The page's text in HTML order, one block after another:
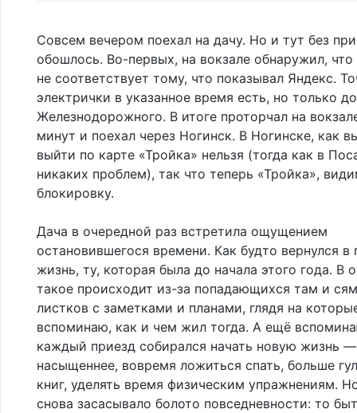
Совсем вечером поехал на дачу. Но и тут без
обошлось. Во-первых, на вокзале обнаружил, что
не соответствует тому, что показывал Яндекс.
электрички в указанное время есть, но только до
Железнодорожного. В итоге проторчал на
минут и поехал через Ногинск. В Ногинске, как
выйти по карте «Тройка» нельзя (тогда как в
никаких проблем), так что теперь «Тройка»,
блокировку.
Дача в очередной раз встретила ощущением
остановившегося времени. Как будто вернулся
жизнь, ту, которая была до начала этого года. В
такое происходит из-за попадающихся там и сям
листков с заметками и планами, глядя на
вспоминаю, как и чем жил тогда. А ещё
каждый приезд собирался начать новую жизнь
насыщеннее, вовремя ложиться спать, больше
книг, уделять время физическим упражнениям.
снова засасывало болото повседневности: то